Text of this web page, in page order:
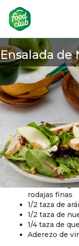
Ensalada de
4 tazas de
1 manzana
rodajas finas
1/2 taza de
1/2 taza de
1/4 taza de
Aderezo de